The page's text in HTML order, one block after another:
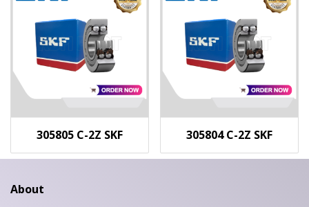
305805 C-2Z SKF 305804 C-2Z SKF
About